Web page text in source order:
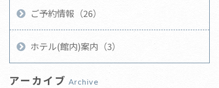
ご予約情報（26）
ホテル(館内)案内（3）
アーカイブ Archive